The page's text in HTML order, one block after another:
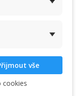
s lesklou
seznam přání
vše
cookies